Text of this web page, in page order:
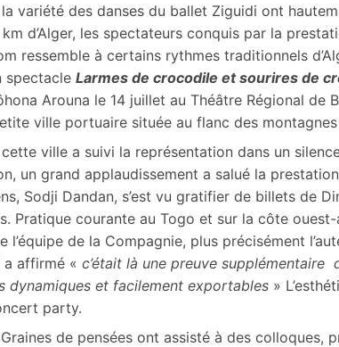
variété des danses du ballet Ziguidi ont
d’Alger, les spectateurs conquis par la
ressemble à certains rythmes traditionnels
spectacle Larmes de crocodile et sourires de
Arouna le 14 juillet au Théâtre Régional de
ville portuaire située au flanc des
ville a suivi la représentation dans un
un grand applaudissement a salué la
Sodji Dandan, s’est vu gratifier de billets de
Pratique courante au Togo et sur la côte
l’équipe de la Compagnie, plus précisément
a affirmé « c’était là une preuve
dynamiques et facilement exportables »
party.
de pensées ont assisté à des colloques,